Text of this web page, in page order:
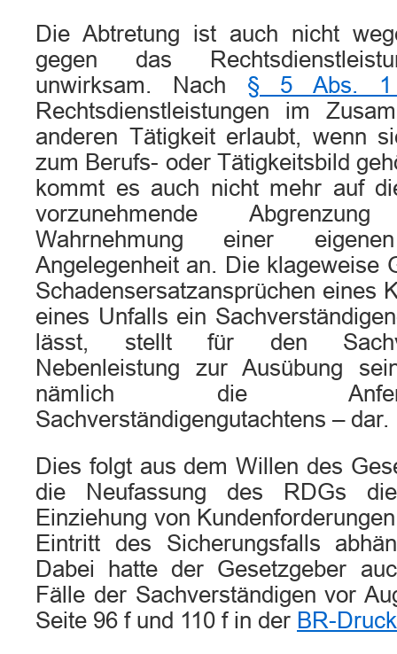
Die Abtretung ist auch nicht
gegen das
unwirksam. Nach § 5 Abs.
Rechtsdienstleistungen im
anderen Tätigkeit erlaubt, wenn
zum Berufs- oder Tätigkeitsbild
kommt es auch nicht mehr auf
vorzunehmende
Wahrnehmung einer
Angelegenheit an. Die klageweise
Schadensersatzansprüchen eines
eines Unfalls ein
lässt, stellt für den
Nebenleistung zur Ausübung
nämlich die
Sachverständigengutachtens – dar.
Dies folgt aus dem Willen des
die Neufassung des RDGs
Einziehung von
Eintritt des Sicherungsfalls
Dabei hatte der Gesetzgeber
Fälle der Sachverständigen vor
Seite 96 f und 110 f in der BR-